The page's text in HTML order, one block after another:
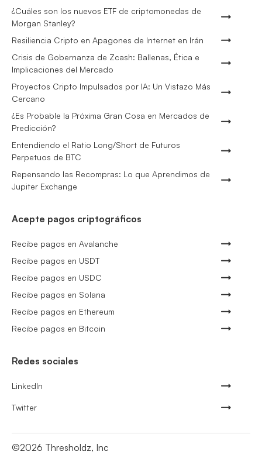
¿Cuáles son los nuevos ETF de criptomonedas de
Morgan Stanley?
Resiliencia Cripto en Apagones de Internet en Irán
Crisis de Gobernanza de Zcash: Ballenas, Ética e
Implicaciones del Mercado
Proyectos Cripto Impulsados por IA: Un Vistazo Más
Cercano
¿Es Probable la Próxima Gran Cosa en Mercados de
Predicción?
Entendiendo el Ratio Long/Short de Futuros
Perpetuos de BTC
Repensando las Recompras: Lo que Aprendimos de
Jupiter Exchange
Acepte pagos criptográficos
Recibe pagos en Avalanche
Recibe pagos en USDT
Recibe pagos en USDC
Recibe pagos en Solana
Recibe pagos en Ethereum
Recibe pagos en Bitcoin
Redes sociales
LinkedIn
Twitter
©2026 Thresholdz, Inc